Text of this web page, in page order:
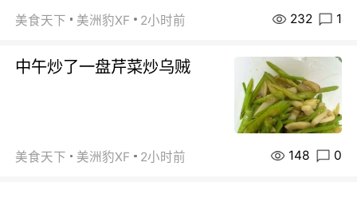
美食天下 美洲豹XF 2小时前 232 1
中午炒了一盘芹菜炒乌贼
美食天下 美洲豹XF 2小时前 148 0